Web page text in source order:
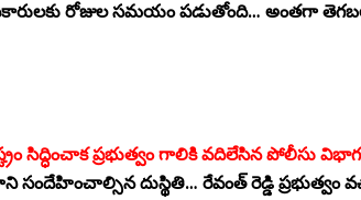
రోజుల సమయం పడుతోంది… అంతగా
సిద్ధించాక ప్రభుత్వం గాలికి వదిలేసిన పోలీసు
దుస్థితి… రేవంత్ రెడ్డి ప్రభుత్వం